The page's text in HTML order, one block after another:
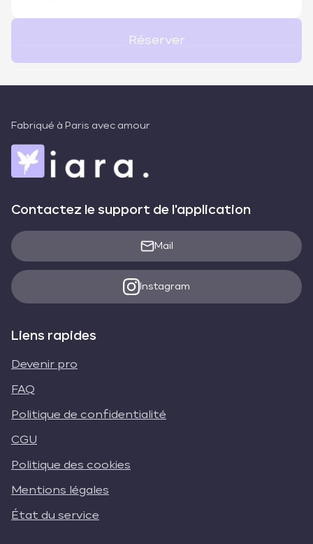
Réserver
Fabriqué à Paris avec amour
Contactez le support de l'application
Mail
Instagram
Liens rapides
Devenir pro
FAQ
Politique de confidentialité
CGU
Politique des cookies
Mentions légales
État du service